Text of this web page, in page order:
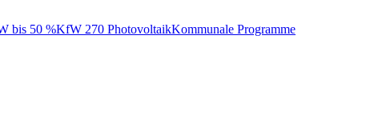
bis 50 %KfW 270 PhotovoltaikKommunale Programme